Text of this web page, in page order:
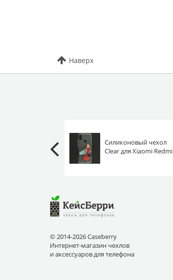
Наверх
Силиконовый чехол
Clear для Xiaomi Redmi
© 2014-2026 Caseberry
Интернет-магазин чехлов
и аксессуаров для телефона